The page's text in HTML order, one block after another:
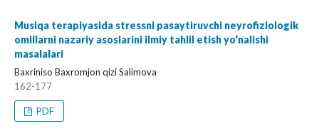
Musiqa terapiyasida stressni pasaytiruvchi neyrofiziologik
omillarni nazariy asoslarini ilmiy tahlil etish yo‘nalishi
masalalari
Baxriniso Baxromjon qizi Salimova
162-177
PDF